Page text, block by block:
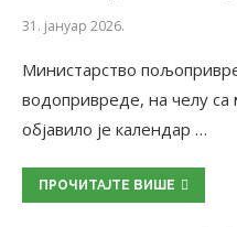
31. јануар 2026.
Министарство
водопривреде, на челу
објавило је календар …
ПРОЧИТАЈТЕ ВИШЕ